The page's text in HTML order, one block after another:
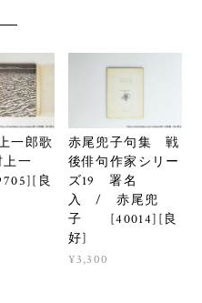
一郎歌
一
良
赤尾兜子句集 戦
後俳句作家シリー
ズ19 署名
入 / 赤尾兜
子 [40014][良
好]
¥3,300